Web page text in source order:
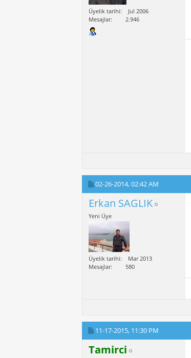
Üyelik tarihi
Jul 2006
Mesajlar
2.946
02-26-2014,02:42 AM
Erkan SAGLIK
Yeni Üye
Üyelik tarihi
Mar 2013
Mesajlar
580
11-17-2015, 11:30 PM
Tamirci